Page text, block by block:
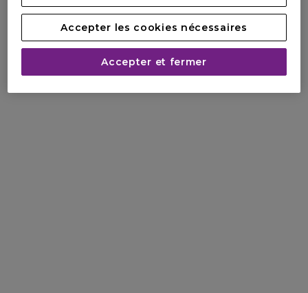
Accepter les cookies nécessaires
Accepter et fermer